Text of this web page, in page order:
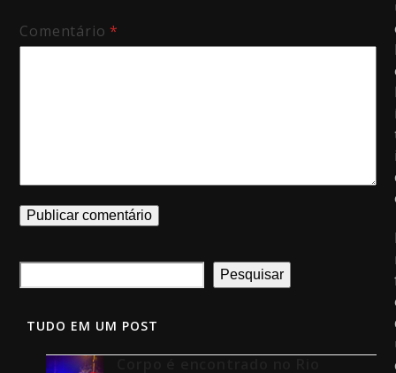
Comentário*
Pesquisar
TUDO EM UM POST